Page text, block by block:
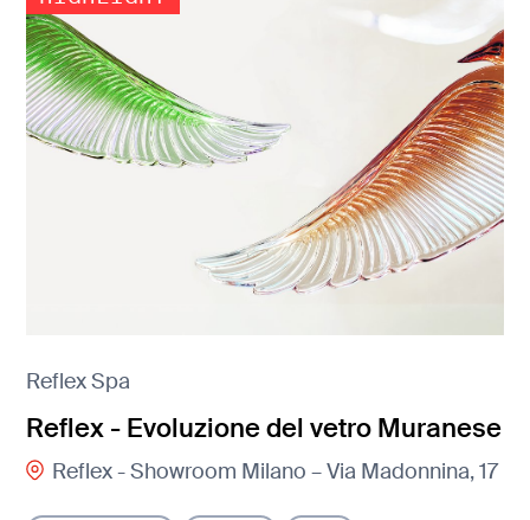
Reflex Spa
Reflex - Evoluzione del vetro Muranese
Reflex - Showroom Milano – Via Madonnina, 17